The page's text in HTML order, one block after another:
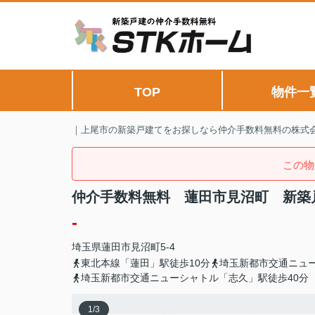
TOP 物件一
｜上尾市の新築戸建てをお探しなら仲介手数料無料の株式
この
仲介手数料無料 蓮田市見沼町 新
-
埼玉県蓮田市見沼町5-4
東北本線「蓮田」駅徒歩10分
埼玉新都市交通ニュ
埼玉新都市交通ニューシャトル「志久」駅徒歩40分
1/3